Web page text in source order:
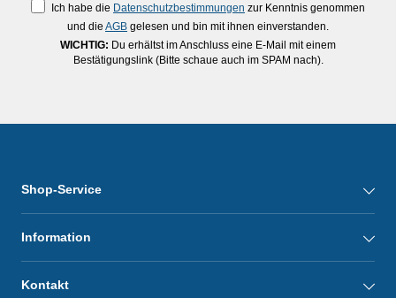
Ich habe die Datenschutzbestimmungen zur Kenntnis genommen
und die AGB gelesen und bin mit ihnen einverstanden.
WICHTIG: Du erhältst im Anschluss eine E-Mail mit einem
Bestätigungslink (Bitte schaue auch im SPAM nach).
Shop-Service
Information
Kontakt